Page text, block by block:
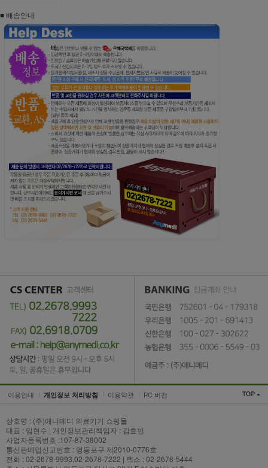
■ 배송안내
이용안내 개인정보 처리방침 이용약관 PC 버전
상호명 : (주)애니메디 의료기기 쇼핑몰
대표 : 임현수 | 개인정보관리책임자 : 김효빈
사업자등록번호 :107-87-38002
통신판매업신고번호 : 영등포구 제2010-0776호
전화 : 02-2678-9993,02-2678-7222 | 팩스 : 02-2678-5444